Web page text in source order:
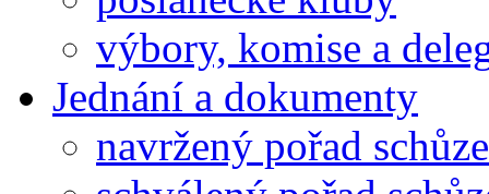
výbory, komise a
Jednání a dokumenty
navržený pořad schůze